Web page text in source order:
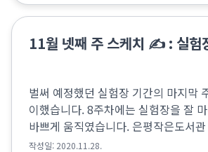
험...
11월 넷째 주 스케치 ✍️ : 실험
벌써 예정했던 실험장 기간의 마지막
이했습니다. 8주차에는 실험장을 잘 마무리하기 위해
바쁘게 움직였습니다. 은평작은도서관 네이버 통합카페
를 홍보하기 위해 판촉물을 제작, 주문
작성일: 2020.11.28.